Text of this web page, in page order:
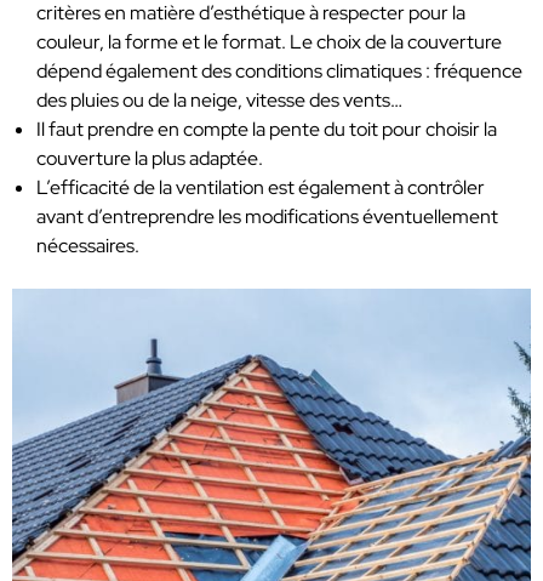
critères en matière d’esthétique à respecter pour la
couleur, la forme et le format. Le choix de la couverture
dépend également des conditions climatiques : fréquence
des pluies ou de la neige, vitesse des vents…
Il faut prendre en compte la pente du toit pour choisir la
couverture la plus adaptée.
L’efficacité de la ventilation est également à contrôler
avant d’entreprendre les modifications éventuellement
nécessaires.